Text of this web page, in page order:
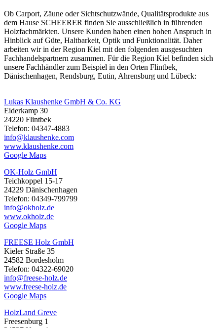
Ob Carport, Zäune oder Sichtschutzwände, Qualitätsprodukte aus
dem Hause SCHEERER finden Sie ausschließlich in führenden
Holzfachmärkten. Unsere Kunden haben einen hohen Anspruch in
Hinblick auf Güte, Haltbarkeit, Optik und Funktionalität. Daher
arbeiten wir in der Region Kiel mit den folgenden ausgesuchten
Fachhandelspartnern zusammen. Für die Region Kiel befinden sich
unsere Fachhändler zum Beispiel in den Orten Flintbek,
Dänischenhagen, Rendsburg, Eutin, Ahrensburg und Lübeck:
Lukas Klaushenke GmbH & Co. KG
Eiderkamp 30
24220 Flintbek
Telefon: 04347-4883
info@klaushenke.com
www.klaushenke.com
Google Maps
OK-Holz GmbH
Teichkoppel 15-17
24229 Dänischenhagen
Telefon: 04349-799799
info@okholz.de
www.okholz.de
Google Maps
FREESE Holz GmbH
Kieler Straße 35
24582 Bordesholm
Telefon: 04322-69020
info@freese-holz.de
www.freese-holz.de
Google Maps
HolzLand Greve
Freesenburg 1